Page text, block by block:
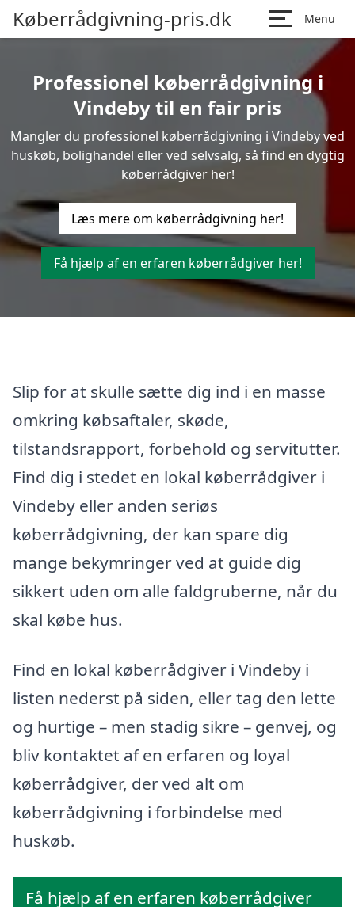
Køberrådgivning-pris.dk Menu
Professionel køberrådgivning i
Vindeby til en fair pris
Mangler du professionel køberrådgivning i Vindeby ved
huskøb, bolighandel eller ved selvsalg, så find en dygtig
køberrådgiver her!
Læs mere om køberrådgivning her!
Få hjælp af en erfaren køberrådgiver her!
Slip for at skulle sætte dig ind i en masse
omkring købsaftaler, skøde,
tilstandsrapport, forbehold og servitutter.
Find dig i stedet en lokal køberrådgiver i
Vindeby eller anden seriøs
køberrådgivning, der kan spare dig
mange bekymringer ved at guide dig
sikkert uden om alle faldgruberne, når du
skal købe hus.
Find en lokal køberrådgiver i Vindeby i
listen nederst på siden, eller tag den lette
og hurtige – men stadig sikre – genvej, og
bliv kontaktet af en erfaren og loyal
køberrådgiver, der ved alt om
køberrådgivning i forbindelse med
huskøb.
Få hjælp af en erfaren køberrådgiver